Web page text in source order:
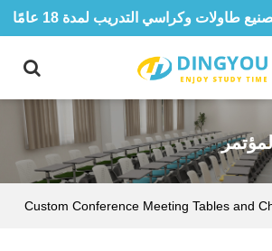
طاولات وكراسي التدريب لمدة 18 عامًا
Custom Conference Meeting Tables and